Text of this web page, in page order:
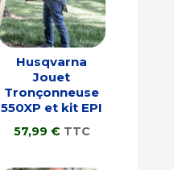
Husqvarna
Jouet
Tronçonneuse
550XP et kit EPI
57,99 € TTC